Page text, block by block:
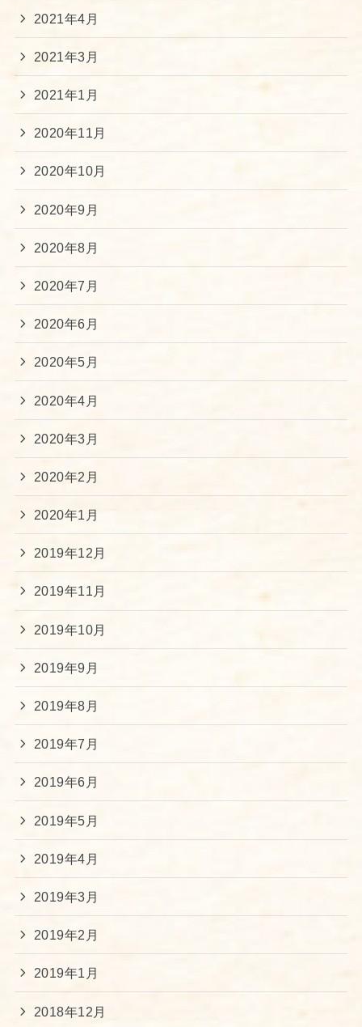
2021年4月
2021年3月
2021年1月
2020年11月
2020年10月
2020年9月
2020年8月
2020年7月
2020年6月
2020年5月
2020年4月
2020年3月
2020年2月
2020年1月
2019年12月
2019年11月
2019年10月
2019年9月
2019年8月
2019年7月
2019年6月
2019年5月
2019年4月
2019年3月
2019年2月
2019年1月
2018年12月